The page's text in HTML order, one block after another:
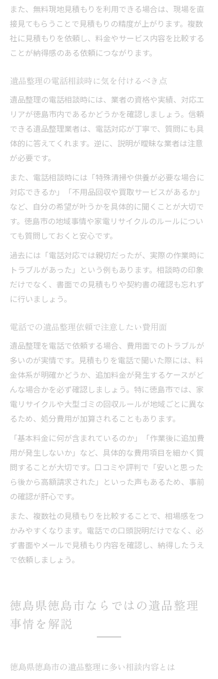
また、無料現地見積もりを利用できる場合は、現場を直
接見てもらうことで見積もりの精度が上がります。複数
社に見積もりを依頼し、料金やサービス内容を比較する
ことが納得感のある依頼につながります。
遺品整理の電話相談時に気を付けるべき点
遺品整理の電話相談時には、業者の資格や実績、対応エ
リアが徳島市内であるかどうかを確認しましょう。信頼
できる遺品整理業者は、電話対応が丁寧で、質問にも具
体的に答えてくれます。逆に、説明が曖昧な業者は注意
が必要です。
また、電話相談時には「特殊清掃や供養が必要な場合に
対応できるか」「不用品回収や買取サービスがあるか」
など、自分の希望が叶うかを具体的に聞くことが大切で
す。徳島市の地域事情や家電リサイクルのルールについ
ても質問しておくと安心です。
過去には「電話対応では親切だったが、実際の作業時に
トラブルがあった」という例もあります。相談時の印象
だけでなく、書面での見積もりや契約書の確認も忘れず
に行いましょう。
電話での遺品整理依頼で注意したい費用面
遺品整理を電話で依頼する場合、費用面でのトラブルが
多いのが実情です。見積もりを電話で聞いた際には、料
金体系が明確かどうか、追加料金が発生するケースがど
んな場合かを必ず確認しましょう。特に徳島市では、家
電リサイクルや大型ゴミの回収ルールが地域ごとに異な
るため、処分費用が加算されることもあります。
「基本料金に何が含まれているのか」「作業後に追加費
用が発生しないか」など、具体的な費用項目を細かく質
問することが大切です。口コミや評判で「安いと思った
ら後から高額請求された」といった声もあるため、事前
の確認が肝心です。
また、複数社の見積もりを比較することで、相場感をつ
かみやすくなります。電話での口頭説明だけでなく、必
ず書面やメールで見積もり内容を確認し、納得したうえ
で依頼しましょう。
徳島県徳島市ならではの遺品整理
事情を解説
徳島県徳島市の遺品整理に多い相談内容とは